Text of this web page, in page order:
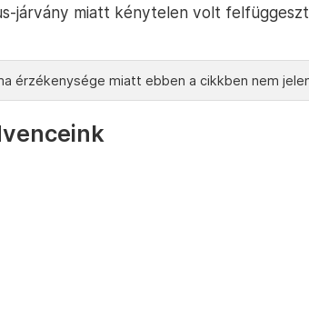
járvány miatt kénytelen volt
érzékenysége miatt ebben a cikkben nem